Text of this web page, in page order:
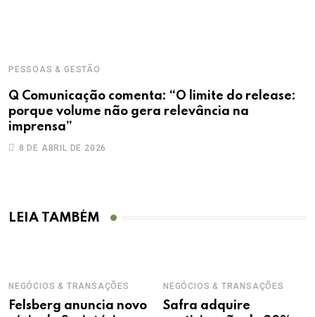
PESSOAS & GESTÃO
Q Comunicação comenta: “O limite do release:
porque volume não gera relevância na
imprensa”
8 DE ABRIL DE 2026
LEIA TAMBÉM
NEGÓCIOS & TRANSAÇÕES
Felsberg anuncia novo
NEGÓCIOS & TRANSAÇÕES
Safra adquire